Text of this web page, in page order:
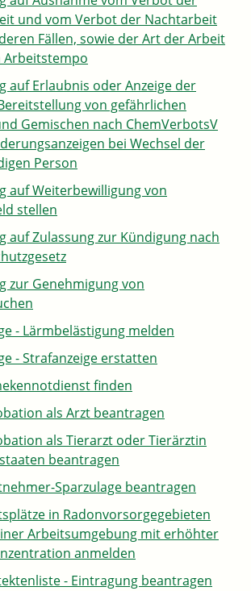
und vom Verbot der Nachtarbeit
Fällen, sowie der Art der Arbeit
Arbeitstempo
auf Erlaubnis oder Anzeige der
von gefährlichen
Gemischen nach ChemVerbotsV
bei Wechsel der
Person
auf Weiterbewilligung von
stellen
auf Zulassung zur Kündigung nach
zur Genehmigung von
- Lärmbelästigung melden
- Strafanzeige erstatten
finden
als Arzt beantragen
als Tierarzt oder Tierärztin
beantragen
Sparzulage beantragen
in Radonvorsorgegebieten
Arbeitsumgebung mit erhöhter
anmelden
- Eintragung beantragen